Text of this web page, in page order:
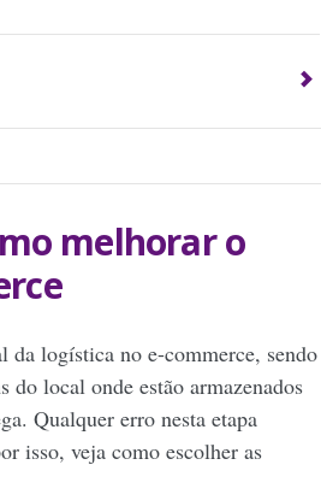
melhorar o
da logística no e-commerce, sendo
do local onde estão armazenados
Qualquer erro nesta etapa
isso, veja como escolher as